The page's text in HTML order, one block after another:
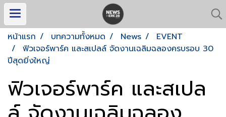
หน้าแรก บทความทั้งหมด News
EVENT
ฟิวเจอร์พาร์ค และสเปลล์ จัดงานเฉลิมฉลองครบรอบ 30
ปีสุดยิ่งใหญ่
ฟิวเจอร์พาร์ค และสเปล